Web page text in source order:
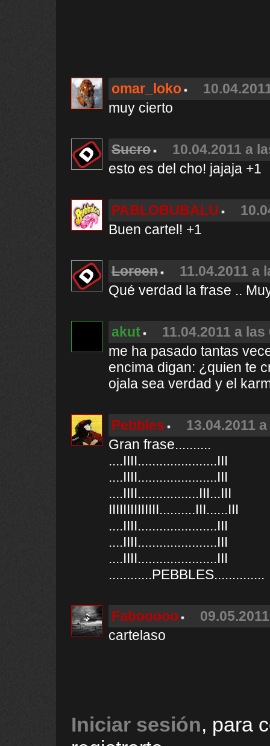
omar_loko
muy cierto
Sucro
10.04.2011 a
esto es del cho! jajaja +1
PABLOBUBALU
Buen cartel! +1
Loreen
11.04.2011 a
Qué verdad la frase ..
akut
11.04.2011 a las
me ha pasado tantas
encima digan: ¿quien te
ojala sea verdad y el
Pebbles
13.04.2011
Gran frase..........
....IIII......................III
....IIII......................III
....IIII.................III...III
IIIIIIIIIIIIII..........III......III
....IIII......................III
....IIII......................III
....IIII......................III
............PEBBLES..............
Fabooooo
cartelaso
Iniciar sesión, para